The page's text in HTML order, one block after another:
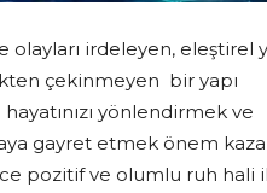
olayları irdeleyen, eleştirel
çekinmeyen bir yapı
yönlendirmek ve
gayret etmek önem
pozitif ve olumlu ruh hali